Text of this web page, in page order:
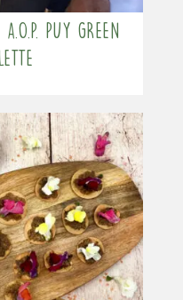
Puy Green